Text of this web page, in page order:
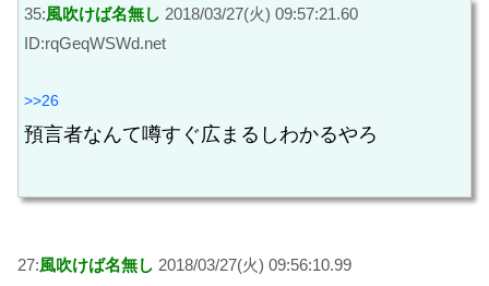
35:風吹けば名無し 2018/03/27(火) 09:57:21.60
ID:rqGeqWSWd.net
>>26
預言者なんて噂すぐ広まるしわかるやろ
27:風吹けば名無し 2018/03/27(火) 09:56:10.99